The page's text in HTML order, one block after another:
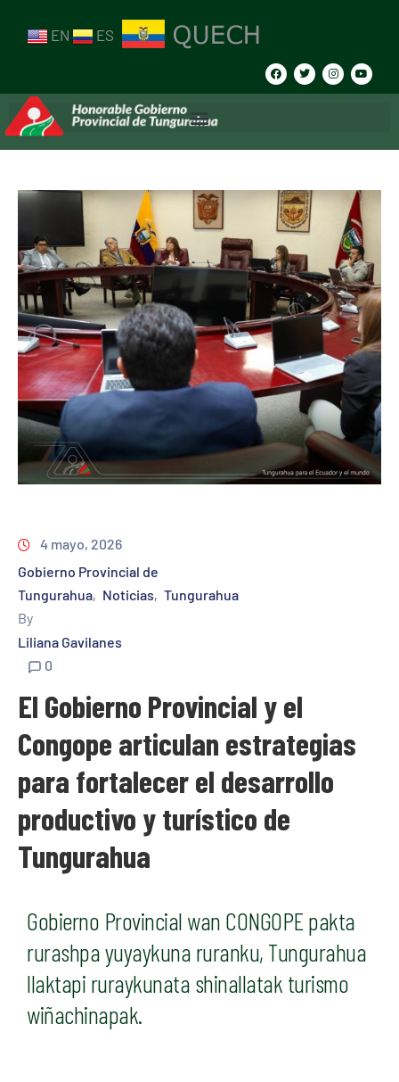
EN ES
4 mayo, 2026
Gobierno Provincial de
Tungurahua‚ Noticias‚ Tungurahua
By
Liliana Gavilanes
0
El Gobierno Provincial y el
Congope articulan estrategias
para fortalecer el desarrollo
productivo y turístico de
Tungurahua
Gobierno Provincial wan CONGOPE pakta
rurashpa yuyaykuna ruranku, Tungurahua
llaktapi ruraykunata shinallatak turismo
wiñachinapak.